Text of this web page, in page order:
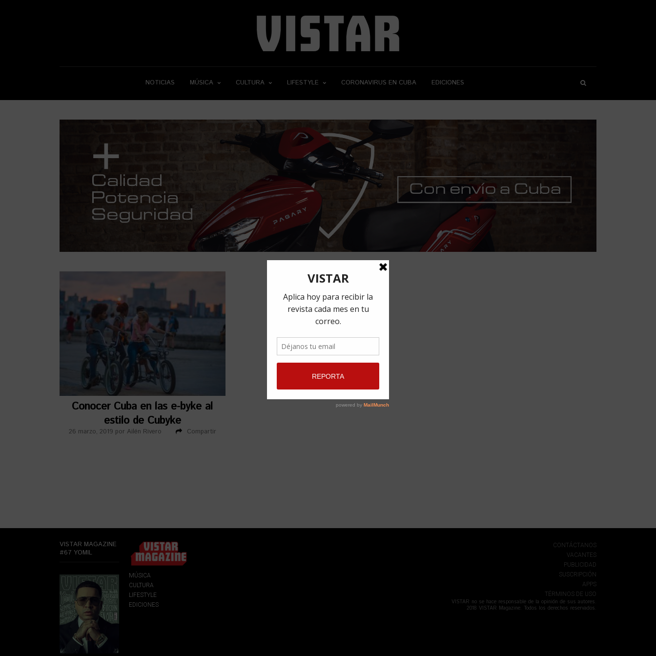
NOTICIAS MÚSICA CULTURA LIFESTYLE CORONAVIRUS EN CUBA EDICIONES
Conocer Cuba en las e-byke al
estilo de Cubyke
26 marzo, 2019 por Ailén Rivero Compartir
VISTAR MAGAZINE
#67 YOMIL
MÚSICA
CULTURA
LIFESTYLE
EDICIONES
CONTÁCTANOS
VACANTES
PUBLICIDAD
SUSCRIPCIÓN
APPS
TÉRMINOS DE USO
VISTAR no se hace responsable de la opinión de sus autores.
2018 VISTAR Magazine. Todos los derechos reservados.